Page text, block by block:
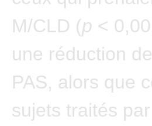
M/CLD (p <
une réduction
PAS, alors que
sujets traités